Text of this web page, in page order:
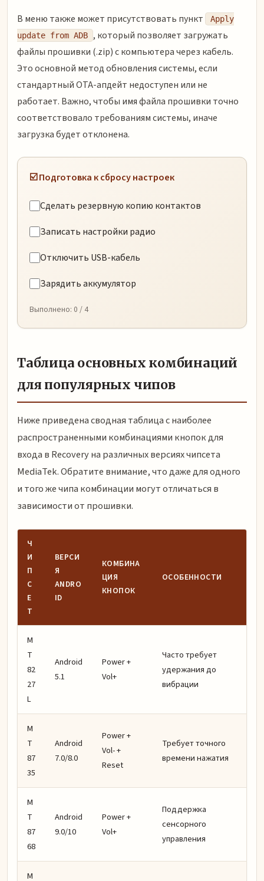
В меню также может присутствовать пункт
Apply
update from ADB
, который позволяет загружать
файлы прошивки (.zip) с компьютера через кабель.
Это основной метод обновления системы, если
стандартный OTA-апдейт недоступен или не
работает. Важно, чтобы имя файла прошивки точно
соответствовало требованиям системы, иначе
загрузка будет отклонена.
☑️ Подготовка к сбросу настроек
Сделать резервную копию контактов
Записать настройки радио
Отключить USB-кабель
Зарядить аккумулятор
Выполнено: 0 / 4
Таблица основных комбинаций
для популярных чипов
Ниже приведена сводная таблица с наиболее
распространенными комбинациями кнопок для
входа в Recovery на различных версиях чипсета
MediaTek. Обратите внимание, что даже для одного
и того же чипа комбинации могут отличаться в
зависимости от прошивки.
Ч
И
П
С
Е
Т
ВЕРСИ
Я
ANDRO
ID
КОМБИНА
ЦИЯ
КНОПОК
ОСОБЕННОСТИ
M
T
82
27
L
Android
5.1
Power +
Vol+
Часто требует
удержания до
вибрации
M
T
87
35
Android
7.0/8.0
Power +
Vol- +
Reset
Требует точного
времени нажатия
M
T
87
68
Android
9.0/10
Power +
Vol+
Поддержка
сенсорного
управления
M